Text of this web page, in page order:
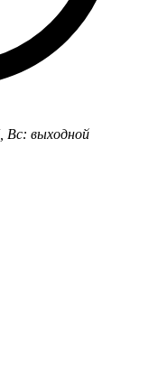
Вс: выходной